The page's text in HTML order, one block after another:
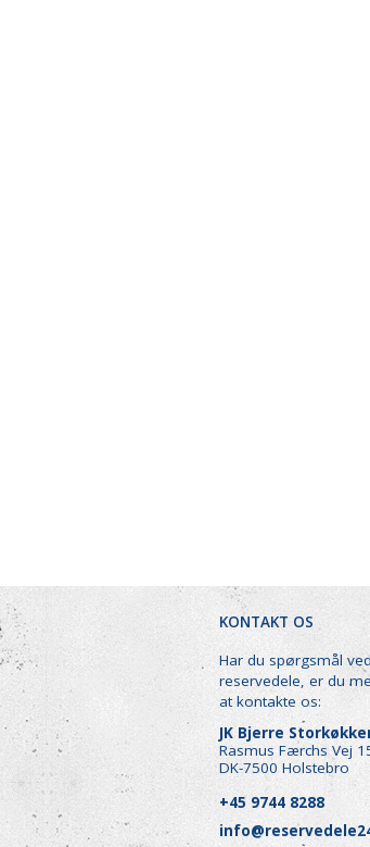
KONTAKT OS
Har du spørgsmål
reservedele, er du
at kontakte os:
JK Bjerre
Rasmus Færchs Vej
DK-7500 Holstebro
+45 9744 8288